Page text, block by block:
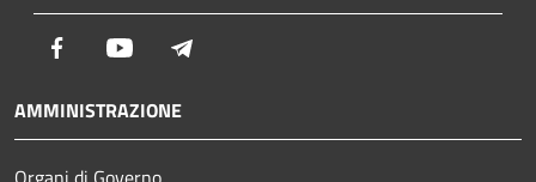
Facebook Youtube
AMMINISTRAZIONE